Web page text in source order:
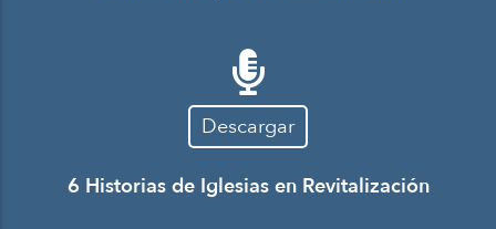
Descargar
6 Historias de Iglesias en Revitalización